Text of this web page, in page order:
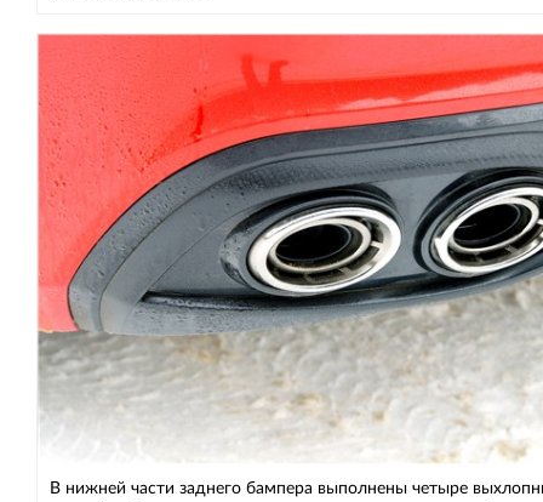
В нижней части заднего бампера выполнены четыре